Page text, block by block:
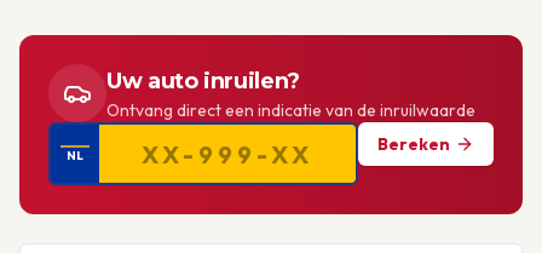
Uw auto inruilen?
Ontvang direct een indicatie van de inruilwaarde
NL
Bereken